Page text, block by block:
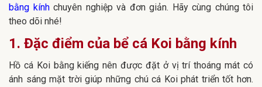
bằng kínhchuyên nghiệp và đơn giản. Hãy cùng chúng tôi
theo dõi nhé!
1. Đặc điểm của bể cá Koi bằng kính
Hồ cá Koi bằng kiếng nên được đặt ở vị trí thoáng mát có
ánh sáng mặt trời giúp những chú cá Koi phát triển tốt hơn.